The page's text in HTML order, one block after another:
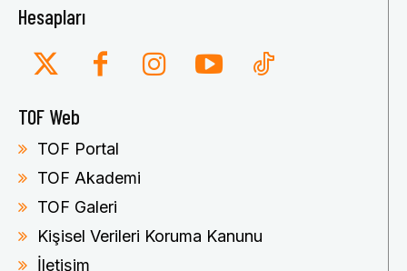
Hesapları
TOF Web
TOF Portal
TOF Akademi
TOF Galeri
Kişisel Verileri Koruma Kanunu
İletişim